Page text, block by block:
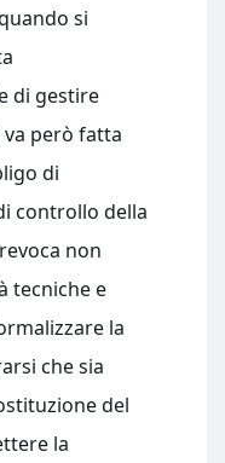
si
di gestire
però fatta
di
controllo della
non
tecniche e
la
che sia
del
la